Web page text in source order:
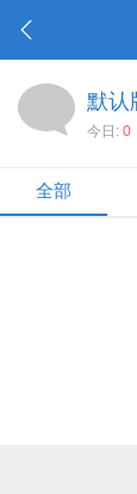
默认
今日: 0
全部